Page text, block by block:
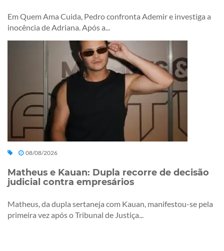
Em Quem Ama Cuida, Pedro confronta Ademir e investiga a
inocência de Adriana. Após a...
08/08/2026
Matheus e Kauan: Dupla recorre de decisão
judicial contra empresários
Matheus, da dupla sertaneja com Kauan, manifestou-se pela
primeira vez após o Tribunal de Justiça...